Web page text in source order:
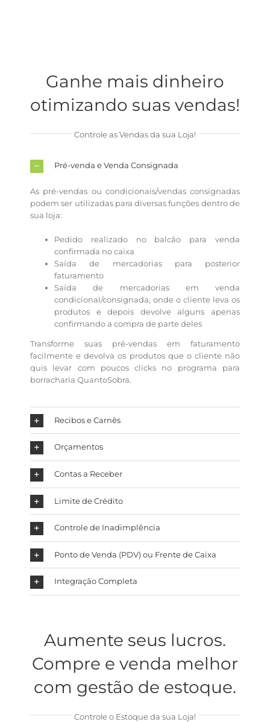
Ganhe mais dinheiro
otimizando suas vendas!
Controle as Vendas da sua Loja!
Pré-venda e Venda Consignada
As pré-vendas ou condicionais/vendas consignadas
podem ser utilizadas para diversas funções dentro de
sua loja:
Pedido realizado no balcão para venda
confirmada no caixa
Saída de mercadorias para posterior
faturamento
Saída de mercadorias em venda
condicional/consignada, onde o cliente leva os
produtos e depois devolve alguns apenas
confirmando a compra de parte deles
Transforme suas pré-vendas em faturamento
facilmente e devolva os produtos que o cliente não
quis levar com poucos clicks no programa para
borracharia QuantoSobra.
Recibos e Carnês
Orçamentos
Contas a Receber
Limite de Crédito
Controle de Inadimplência
Ponto de Venda (PDV) ou Frente de Caixa
Integração Completa
Aumente seus lucros.
Compre e venda melhor
com gestão de estoque.
Controle o Estoque da sua Loja!